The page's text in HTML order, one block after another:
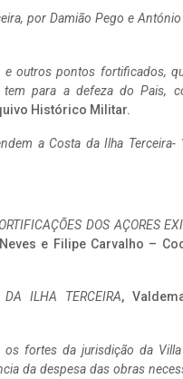
por Damião Pego e
e outros pontos fortificados,
tem para a defeza do Pais,
Histórico Militar.
a Costa da Ilha Terceira-
DOS AÇORES
e Filipe Carvalho –
DA ILHA TERCEIRA,
os fortes da jurisdição da
da despesa das obras